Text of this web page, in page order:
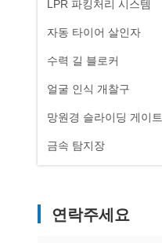
LPR 파킹처리 시스템
자동 타이어 살인자
수력 길 블로커
얼굴 인식 개찰구
망원경 슬라이딩 게이트
금속 탐지장
연락주세요